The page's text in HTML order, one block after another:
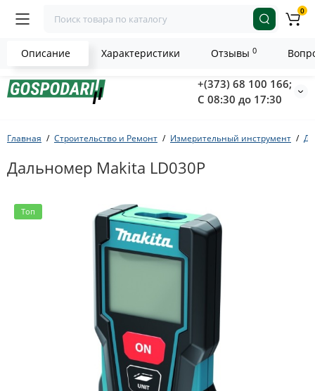
+(373) 68 100 166;
С 08:30 до 17:30
0
Главная Строительство и Ремонт Измерительный инструмент
Дальномер Makita LD030P
Топ
Описание Характеристики Отзывы 0